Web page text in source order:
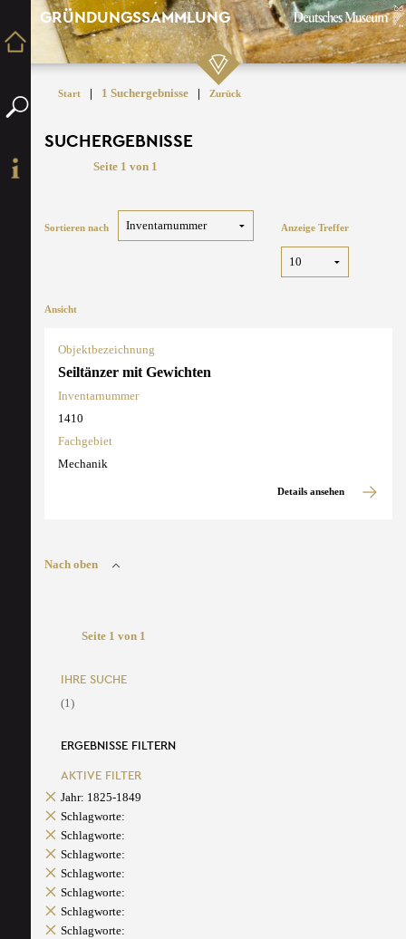
GRÜNDUNGSSAMMLUNG
Start | 1 Suchergebnisse | Zurück
SUCHERGEBNISSE
Seite 1 von 1
Sortieren nach Anzeige Treffer
Ansicht
Objektbezeichnung
Seiltänzer mit Gewichten
Inventarnummer
1410
Fachgebiet
Mechanik
Details ansehen
Nach oben
Seite 1 von 1
IHRE SUCHE
(1)
ERGEBNISSE FILTERN
AKTIVE FILTER
Jahr: 1825-1849
Schlagworte:
Schlagworte:
Schlagworte:
Schlagworte:
Schlagworte:
Schlagworte:
Schlagworte: